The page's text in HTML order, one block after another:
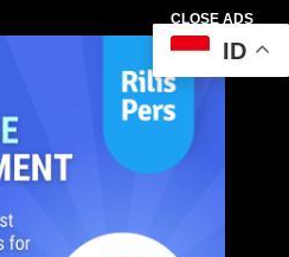
CLOSE ADS
ID